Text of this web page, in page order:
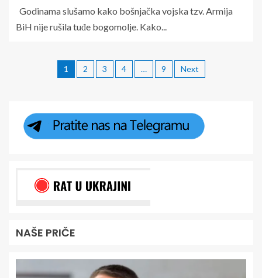
Godinama slušamo kako bošnjačka vojska tzv. Armija
BiH nije rušila tuđe bogomolje. Kako...
1 2 3 4 … 9 Next
NAŠE PRIČE